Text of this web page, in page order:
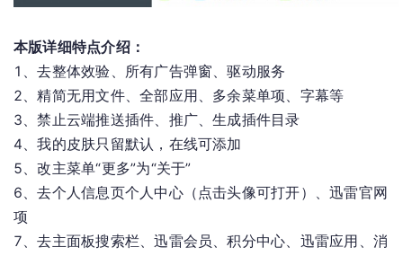
本版详细特点介绍：
1、去整体效验、所有广告弹窗、驱动服务
2、精简无用文件、全部应用、多余菜单项、字幕等
3、禁止云端推送插件、推广、生成插件目录
4、我的皮肤只留默认，在线可添加
5、改主菜单“更多”为“关于”
6、去个人信息页个人中心（点击头像可打开）、迅雷官网
项
7、去主面板搜索栏、迅雷会员、积分中心、迅雷应用、消